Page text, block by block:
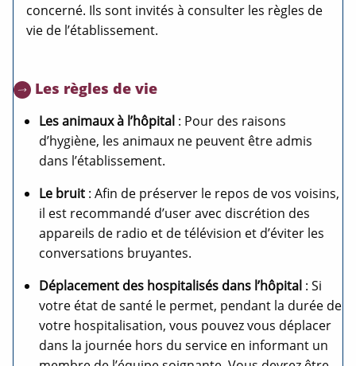
concerné. Ils sont invités à consulter les règles de
vie de l’établissement.
Les règles de vie
Les animaux à l’hôpital : Pour des raisons
d’hygiène, les animaux ne peuvent être admis
dans l’établissement.
Le bruit : Afin de préserver le repos de vos voisins,
il est recommandé d’user avec discrétion des
appareils de radio et de télévision et d’éviter les
conversations bruyantes.
Déplacement des hospitalisés dans l’hôpital : Si
votre état de santé le permet, pendant la durée de
votre hospitalisation, vous pouvez vous déplacer
dans la journée hors du service en informant un